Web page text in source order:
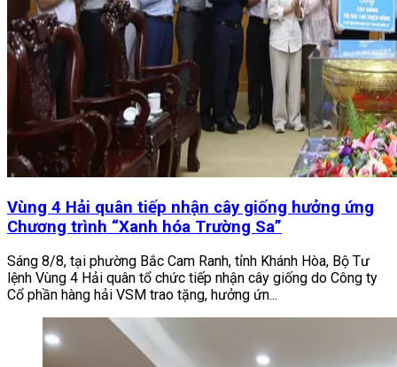
Vùng 4 Hải quân tiếp nhận cây giống hưởng ứng
Chương trình “Xanh hóa Trường Sa”
Sáng 8/8, tại phường Bắc Cam Ranh, tỉnh Khánh Hòa, Bộ Tư
lệnh Vùng 4 Hải quân tổ chức tiếp nhận cây giống do Công ty
Cổ phần hàng hải VSM trao tặng, hưởng ứn...